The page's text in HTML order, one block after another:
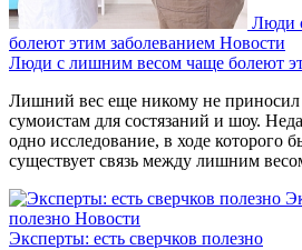
Люди
болеют этим заболеванием Новости
Люди с лишним весом чаще болеют
Лишний вес еще никому не приносил
сумоистам для состязаний и шоу.
одно исследование, в ходе которого
существует связь между лишним
полезно Новости
Эксперты: есть сверчков полезно